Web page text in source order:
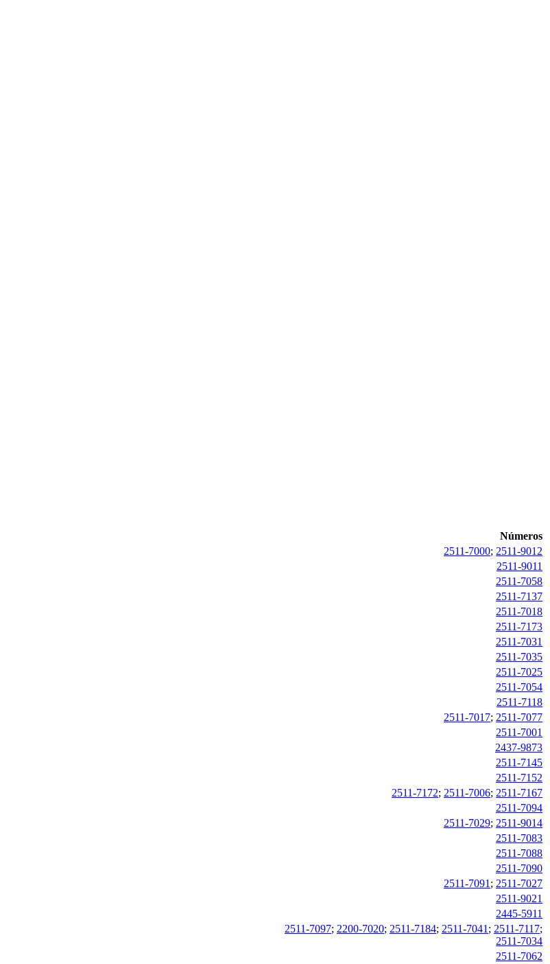
Números
2511-7000; 2511-9012
2511-9011
2511-7058
2511-7137
2511-7018
2511-7173
2511-7031
2511-7035
2511-7025
2511-7054
2511-7118
2511-7017; 2511-7077
2511-7001
2437-9873
2511-7145
2511-7152
2511-7172; 2511-7006; 2511-7167
2511-7094
2511-7029; 2511-9014
2511-7083
2511-7088
2511-7090
2511-7091 ; 2511-7027
2511-9021
2445-5911
2511-7097; 2200-7020; 2511-7184; 2511-7041 ; 2511-7117;
2511-7034
2511-7062